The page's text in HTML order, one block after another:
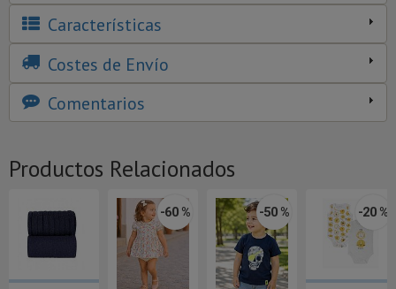
Características
Costes de Envío
Comentarios
Productos Relacionados
-60 % -50 % -20 %